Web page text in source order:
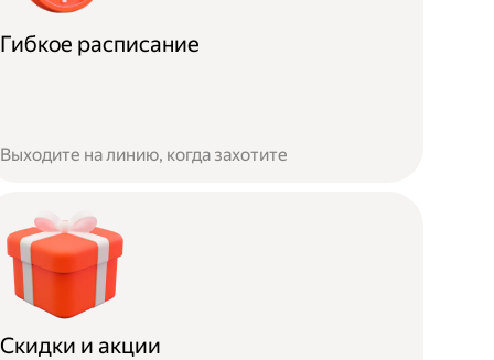
Гибкое расписание
Выходите на линию, когда захотите
Скидки и акции